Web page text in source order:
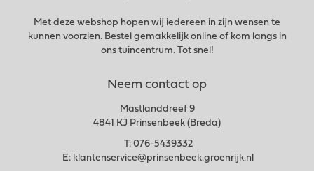
Met deze webshop hopen wij iedereen in zijn wensen te
kunnen voorzien. Bestel gemakkelijk online of kom langs in
ons tuincentrum. Tot snel!
Neem contact op
Mastlanddreef 9
4841 KJ Prinsenbeek (Breda)
T: 076-5439332
E: klantenservice@prinsenbeek.groenrijk.nl